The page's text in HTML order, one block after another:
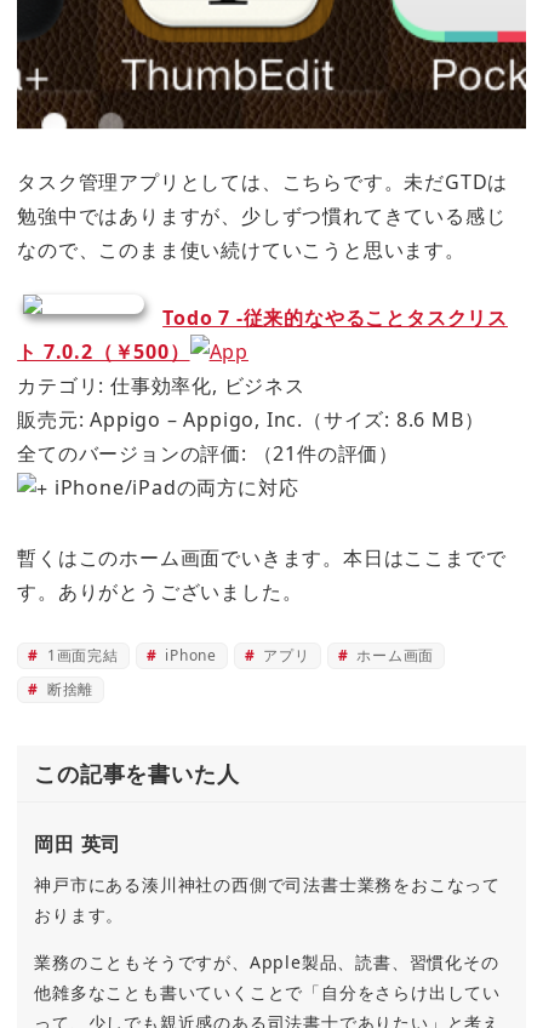
タスク管理アプリとしては、こちらです。未だGTDは
勉強中ではありますが、少しずつ慣れてきている感じ
なので、このまま使い続けていこうと思います。
Todo 7 -従来的なやることタスクリス
ト 7.0.2（￥500）
カテゴリ: 仕事効率化, ビジネス
販売元: Appigo – Appigo, Inc.（サイズ: 8.6 MB）
全てのバージョンの評価:
（21件の評価）
iPhone/iPadの両方に対応
暫くはこのホーム画面でいきます。本日はここまでで
す。ありがとうございました。
1画面完結 iPhone アプリ
ホーム画面
断捨離
この記事を書いた人
岡田 英司
神戸市にある湊川神社の西側で司法書士業務をおこなって
おります。
業務のこともそうですが、Apple製品、読書、習慣化その
他雑多なことも書いていくことで「自分をさらけ出してい
って、少しでも親近感のある司法書士でありたい」と考え